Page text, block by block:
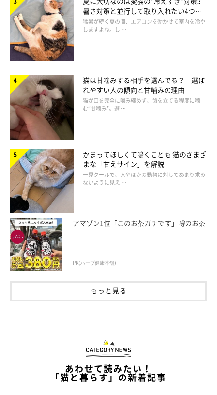
ケガをさせてしまったときの対処法
暑さ対策と並行して取り入れたい4つの
工夫
猛暑が続く夏の間、エアコンを効かせて室内を冷や
しますよね。し …
猫は甘噛みする相手を選んでる？ 選ば
れやすい人の傾向と甘噛みの理由
猫が口を完全に噛み締めず、歯を立てる程度に噛
む“甘噛み”。遊 …
かまってほしくて鳴くことも 猫のさまざ
まな「甘えサイン」を解説
一見クールで、人やほかの動物に対してあまり求め
ないように見え …
アマゾン1位「このお茶ガチです」噂のお茶
PR(ハーブ健康本舗)
もっと見る
あわせて読みたい！
「猫と暮らす」の新着記事